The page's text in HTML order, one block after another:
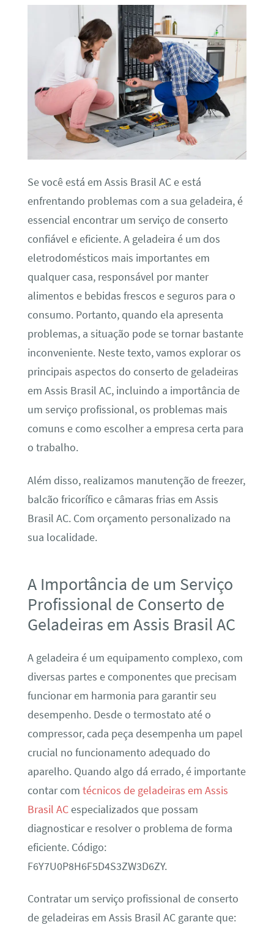
Se você está em Assis Brasil AC e está
enfrentando problemas com a sua geladeira, é
essencial encontrar um serviço de conserto
confiável e eficiente. A geladeira é um dos
eletrodomésticos mais importantes em
qualquer casa, responsável por manter
alimentos e bebidas frescos e seguros para o
consumo. Portanto, quando ela apresenta
problemas, a situação pode se tornar bastante
inconveniente. Neste texto, vamos explorar os
principais aspectos do conserto de geladeiras
em Assis Brasil AC, incluindo a importância de
um serviço profissional, os problemas mais
comuns e como escolher a empresa certa para
o trabalho.
Além disso, realizamos manutenção de freezer,
balcão fricorífico e câmaras frias em Assis
Brasil AC. Com orçamento personalizado na
sua localidade.
A Importância de um Serviço
Profissional de Conserto de
Geladeiras em Assis Brasil AC
A geladeira é um equipamento complexo, com
diversas partes e componentes que precisam
funcionar em harmonia para garantir seu
desempenho. Desde o termostato até o
compressor, cada peça desempenha um papel
crucial no funcionamento adequado do
aparelho. Quando algo dá errado, é importante
contar com técnicos de geladeiras em Assis
Brasil ACespecializados que possam
diagnosticar e resolver o problema de forma
eficiente. Código:
F6Y7U0P8H6F5D4S3ZW3D6ZY.
Contratar um serviço profissional de conserto
de geladeiras em Assis Brasil AC garante que: